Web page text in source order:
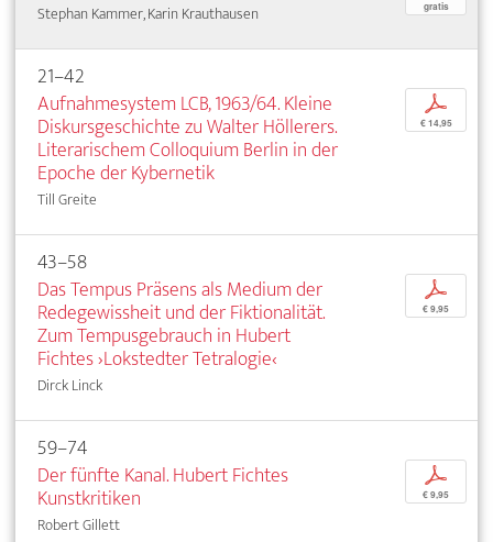
Stephan Kammer, Karin Krauthausen gratis
21–42
Aufnahmesystem LCB, 1963/64. Kleine
Diskursgeschichte zu Walter Höllerers.
Literarischem Colloquium Berlin in der
Epoche der Kybernetik
Till Greite
p
€ 14,95
43–58
Das Tempus Präsens als Medium der
Redegewissheit und der Fiktionalität.
Zum Tempusgebrauch in Hubert
Fichtes ›Lokstedter Tetralogie‹
Dirck Linck
p
€ 9,95
59–74
Der fünfte Kanal. Hubert Fichtes
Kunstkritiken
Robert Gillett
p
€ 9,95